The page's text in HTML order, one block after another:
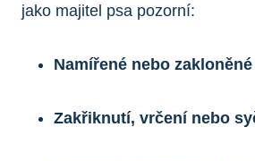
jako majitel psa pozorní:
Namířené nebo
Zakřiknutí, vrčení nebo